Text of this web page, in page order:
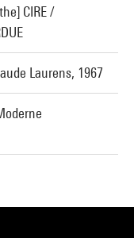
CIRE /
Laurens, 1967